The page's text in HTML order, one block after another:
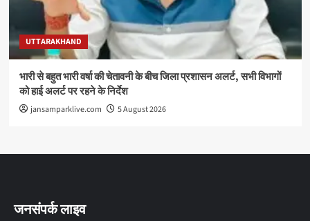
UTTARAKHAND
भारी से बहुत भारी वर्षा की चेतावनी के बीच जिला प्रशासन अलर्ट, सभी विभागों
को हाई अलर्ट पर रहने के निर्देश
jansamparklive.com 5 August 2026
जनसंपर्क लाइव